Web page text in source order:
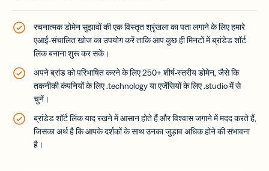
रचनात्मक डोमेन सुझावों की एक विस्तृत श्रृंखला का पता लगाने के लिए हमारे
एआई-संचालित खोज का उपयोग करें ताकि आप कुछ ही मिनटों में ब्रांडेड शॉर्ट
लिंक बनाना शुरू कर सकें।
अपने ब्रांड को परिभाषित करने के लिए 250+ शीर्ष-स्तरीय डोमेन, जैसे कि
तकनीकी कंपनियों के लिए .technology या एजेंसियों के लिए .studio में से
चुनें।
ब्रांडेड शॉर्ट लिंक याद रखने में आसान होते हैं और विश्वास जगाने में मदद करते हैं,
जिसका अर्थ है कि आपके दर्शकों के साथ उनका जुड़ाव अधिक होने की संभावना
है।